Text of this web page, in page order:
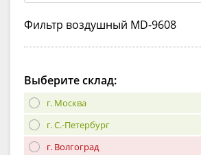
Фильтр воздушный MD-9608
Выберите склад:
г. Москва
г. С.-Петербург
г. Волгоград